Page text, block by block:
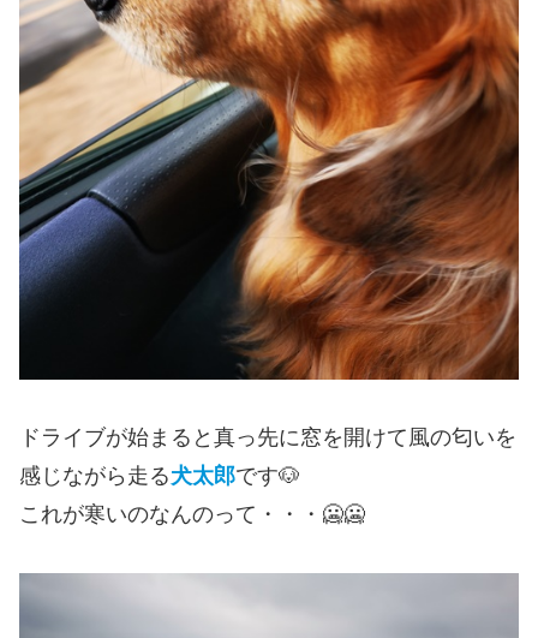
ドライブが始まると真っ先に窓を開けて風の匂いを
感じながら走る犬太郎です🐶
これが寒いのなんのって・・・🥶🥶